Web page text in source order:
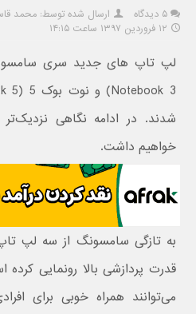
۵ دیدگاه
ارسال شده توسط: محمد
۱۲ فروردین ۱۳۹۷ ساعت ۱۴:۱۵
شدند. در ادامه نگاهی
خواهیم داشت.
به تازگی سامسونگ از سه لپ
قدرت پردازشی بالا رونمایی
می‌توانند همراه خوبی برای